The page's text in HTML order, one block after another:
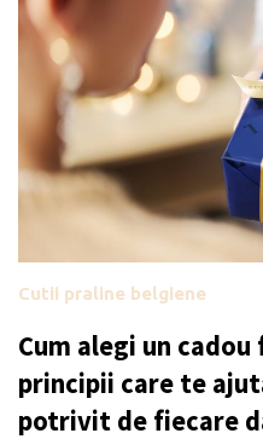
Cutii praline belgiene
Cum alegi un
principii care te
potrivit de fiecare